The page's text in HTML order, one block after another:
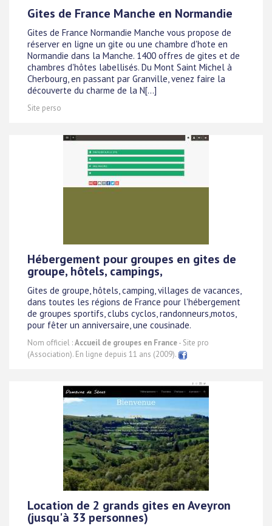
Gites de France Manche en Normandie
Gites de France Normandie Manche vous propose de
réserver en ligne un gite ou une chambre d'hote en
Normandie dans la Manche. 1400 offres de gites et de
chambres d'hôtes labellisés. Du Mont Saint Michel à
Cherbourg, en passant par Granville, venez faire la
découverte du charme de la N[...]
Site perso
Hébergement pour groupes en gites de
groupe, hôtels, campings,
Gites de groupe, hôtels, camping, villages de vacances,
dans toutes les régions de France pour l'hébergement
de groupes sportifs, clubs cyclos, randonneurs,motos,
pour fêter un anniversaire, une cousinade.
Nom officiel :Accueil de groupes en France- Site pro
(Association). En ligne depuis 11 ans (2009).
Location de 2 grands gites en Aveyron
(jusqu'à 33 personnes)